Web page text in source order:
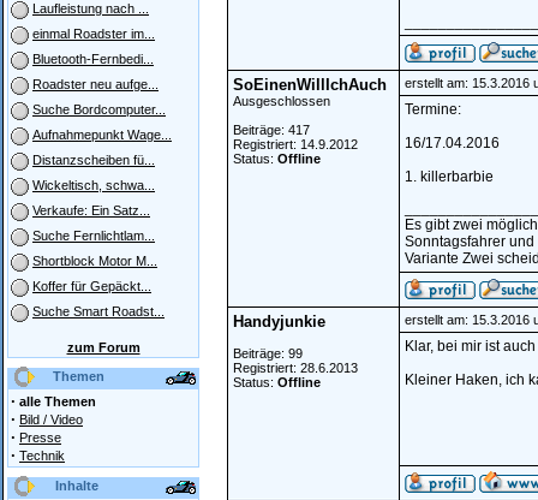
Laufleistung nach ...
einmal Roadster im...
Bluetooth-Fernbedi...
Roadster neu aufge...
Suche Bordcomputer...
Aufnahmepunkt Wage...
Distanzscheiben fü...
Wickeltisch, schwa...
Verkaufe: Ein Satz...
Suche Fernlichtlam...
Shortblock Motor M...
Koffer für Gepäckt...
Suche Smart Roadst...
zum Forum
Themen
· alle Themen
· Bild / Video
· Presse
· Technik
Inhalte
SoEinenWillIchAuch
Ausgeschlossen
Beiträge: 417
Registriert: 14.9.2012
Status: Offline
erstellt am: 15.3.2016
Termine:
16/17.04.2016
1. killerbarbie
Es gibt zwei
Sonntagsfahrer und
Variante Zwei
Handyjunkie
Beiträge: 99
Registriert: 28.6.2013
Status: Offline
erstellt am: 15.3.2016
Klar, bei mir ist
Kleiner Haken, ich